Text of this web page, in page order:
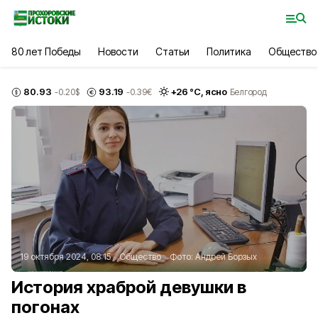
80 лет Победы Новости Статьи Политика Общество
80.93 -0.20$ 93.19 -0.39€ +26 °С, ясно Белгород
19 октября 2024, 08:15 Общество Фото: Андрей Борзых
История храброй девушки в
погонах